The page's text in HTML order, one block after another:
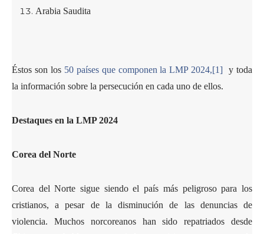
Arabia Saudita
Éstos son los 50 países que componen la LMP 2024,[1] y toda
la información sobre la persecución en cada uno de ellos.
Destaques en la LMP 2024
Corea del Norte
Corea del Norte sigue siendo el país más peligroso para los
cristianos, a pesar de la disminución de las denuncias de
violencia. Muchos norcoreanos han sido repatriados desde